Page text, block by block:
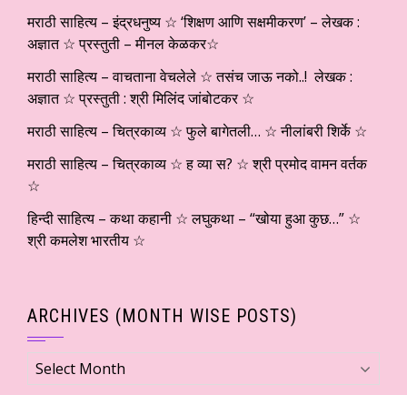
मराठी साहित्य – इंद्रधनुष्य ☆ ‘शिक्षण आणि सक्षमीकरण’ – लेखक :
अज्ञात ☆ प्रस्तुती – मीनल केळकर☆
मराठी साहित्य – वाचताना वेचलेले ☆ तसंच जाऊ नको..! लेखक :
अज्ञात ☆ प्रस्तुती : श्री मिलिंद जांबोटकर ☆
मराठी साहित्य – चित्रकाव्य ☆ फुले बागेतली… ☆ नीलांबरी शिर्के ☆
मराठी साहित्य – चित्रकाव्य ☆ ह व्या स? ☆ श्री प्रमोद वामन वर्तक
☆
हिन्दी साहित्य – कथा कहानी ☆ लघुकथा – “खोया हुआ कुछ…” ☆
श्री कमलेश भारतीय ☆
ARCHIVES (MONTH WISE POSTS)
Archives
(Month